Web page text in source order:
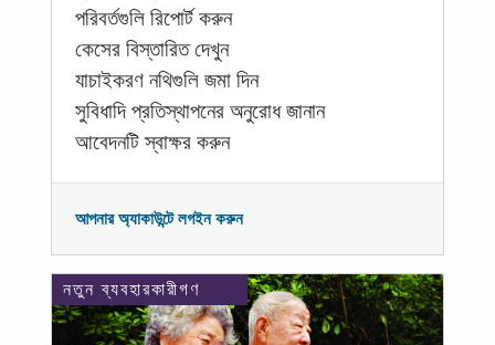
পরিবর্তগুলি রিপোর্ট করুন
কেসের বিস্তারিত দেখুন
যাচাইকরণ নথিগুলি জমা দিন
সুবিধাদি প্রতিস্থাপনের অনুরোধ জানান
আবেদনটি স্বাক্ষর করুন
আপনার অ্যাকাউন্টে লগইন করুন
নতুন ব্যবহারকারীগণ